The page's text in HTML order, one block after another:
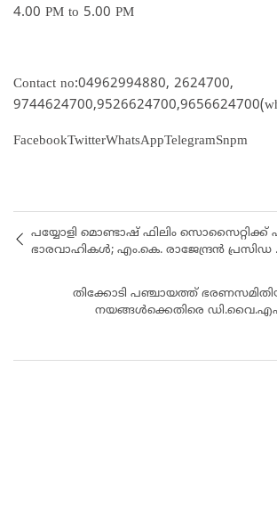
4.00 PM to 5.00 PM
Contact no:04962994880, 2624700,
FacebookTwitterWhatsAppTelegramSnpm
പയ്യോളി മൊണ്ടാഷ് ഫിലിം സൊസൈറ്റിക്ക്
ഭാരവാഹികൾ; എം.കെ. രാജേന്ദ്രൻ പ്രസിഡ
തിക്കോടി പഞ്ചായത്ത്
നയങ്ങൾക്കെതിരെ